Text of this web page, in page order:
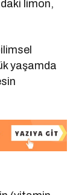
limon,
yaşamda